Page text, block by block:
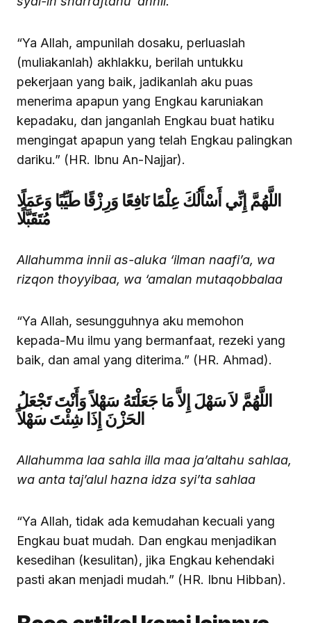
“Ya Allah, ampunilah dosaku, perluaslah
(muliakanlah) akhlakku, berilah untukku
pekerjaan yang baik, jadikanlah aku puas
menerima apapun yang Engkau karuniakan
kepadaku, dan janganlah Engkau buat hatiku
mengingat apapun yang telah Engkau palingkan
dariku.” (HR. Ibnu An-Najjar).
اللَّهُمَّ إِنِّي أَسْأَلُكَ عِلْمًا نَافِعًا وَرِزْقًا طَيِّبًا وَعَمَلًا
مُتَقَبَّلًا
Allahumma innii as-aluka ‘ilman naafi’a, wa
rizqon thoyyibaa, wa ‘amalan mutaqobbalaa
“Ya Allah, sesungguhnya aku memohon
kepada-Mu ilmu yang bermanfaat, rezeki yang
baik, dan amal yang diterima.” (HR. Ahmad).
اللَّهُمَّ لاَ سَهْلَ إِلاَّ مَا جَعَلْتَهُ سَهْلاً وَأَنْتَ تَجْعَلُ
الحَزْنَ إِذَا شِئْتَ سَهْلاً
Allahumma laa sahla illa maa ja’altahu sahlaa,
wa anta taj’alul hazna idza syi’ta sahlaa
“Ya Allah, tidak ada kemudahan kecuali yang
Engkau buat mudah. Dan engkau menjadikan
kesedihan (kesulitan), jika Engkau kehendaki
pasti akan menjadi mudah.” (HR. Ibnu Hibban).